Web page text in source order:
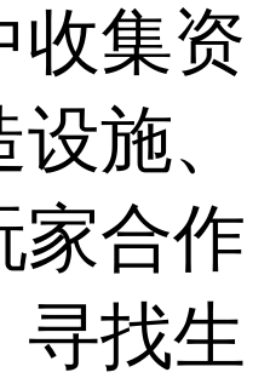
收集资
施、
家合作
寻找生